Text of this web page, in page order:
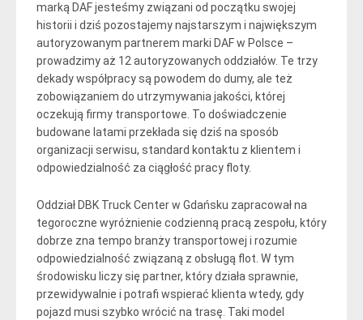
marką DAF jesteśmy związani od początku swojej
historii i dziś pozostajemy najstarszym i największym
autoryzowanym partnerem marki DAF w Polsce –
prowadzimy aż 12 autoryzowanych oddziałów. Te trzy
dekady współpracy są powodem do dumy, ale też
zobowiązaniem do utrzymywania jakości, której
oczekują firmy transportowe. To doświadczenie
budowane latami przekłada się dziś na sposób
organizacji serwisu, standard kontaktu z klientem i
odpowiedzialność za ciągłość pracy floty.
Oddział DBK Truck Center w Gdańsku zapracował na
tegoroczne wyróżnienie codzienną pracą zespołu, który
dobrze zna tempo branży transportowej i rozumie
odpowiedzialność związaną z obsługą flot. W tym
środowisku liczy się partner, który działa sprawnie,
przewidywalnie i potrafi wspierać klienta wtedy, gdy
pojazd musi szybko wrócić na trasę. Taki model